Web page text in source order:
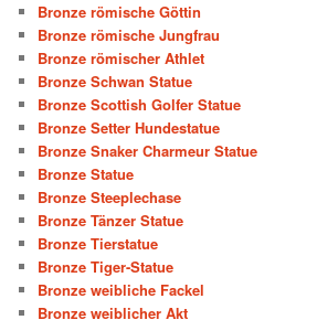
Bronze römische Göttin
Bronze römische Jungfrau
Bronze römischer Athlet
Bronze Schwan Statue
Bronze Scottish Golfer Statue
Bronze Setter Hundestatue
Bronze Snaker Charmeur Statue
Bronze Statue
Bronze Steeplechase
Bronze Tänzer Statue
Bronze Tierstatue
Bronze Tiger-Statue
Bronze weibliche Fackel
Bronze weiblicher Akt